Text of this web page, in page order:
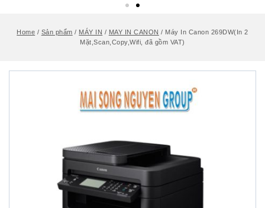
Home / Sản phẩm / MÁY IN / MAY IN CANON / Máy In Canon 269DW(In 2
Mặt,Scan,Copy,Wifi, đã gồm VAT)